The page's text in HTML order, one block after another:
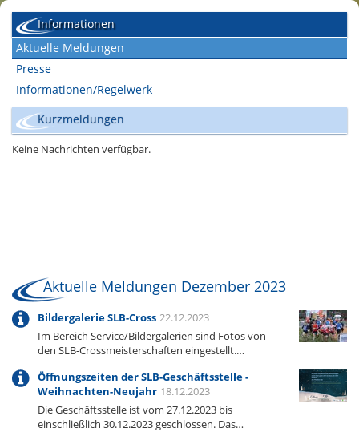
Informationen
Aktuelle Meldungen
Presse
Informationen/Regelwerk
Kurzmeldungen
Aktuelle Meldungen Dezember 2023
Bildergalerie SLB-Cross 22.12.2023
Im Bereich Service/Bildergalerien sind Fotos von
den SLB-Crossmeisterschaften eingestellt.…
Öffnungszeiten der SLB-Geschäftsstelle -
Weihnachten-Neujahr 18.12.2023
Die Geschäftsstelle ist vom 27.12.2023 bis
einschließlich 30.12.2023 geschlossen. Das…